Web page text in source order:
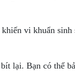
vi khuẩn
lại. Bạn có thể